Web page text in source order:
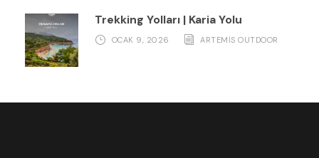
Trekking Yolları | Karia Yolu
OCAK 9, 2026 ARTEMIS OUTDOOR